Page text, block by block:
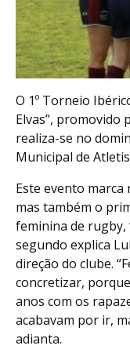
O 1º Torneio
Elvas”, promovido
realiza-se no
Municipal de
Este evento marca
mas também o
feminina de rugby,
segundo explica
direção do clube.
concretizar,
anos com os
acabavam por ir,
adianta.